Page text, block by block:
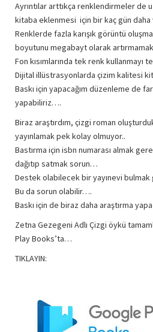
Ayrıntılar arttıkça renklendirmeler de
kitaba eklenmesi için bir kaç gün
Renklerde fazla karışık görüntü
boyutunu megabayt olarak
Fon kısımlarında tek renk kullanmayı
Dijital illüstrasyonlarda çizim kalitesi
Baskı için yapacağım düzenleme de
yapabiliriz….
Biraz araştırdım, çizgi roman
yayınlamak pek kolay olmuyor..
Bastırma için isbn numarası almak
dağıtıp satmak sorun…
Destek olabilecek bir yayınevi
Bu da sorun olabilir….
Baskı için de biraz daha araştırma
Zetna Gezegeni Adlı Çizgi öykü
Play Books’ta…
TIKLAYIN: